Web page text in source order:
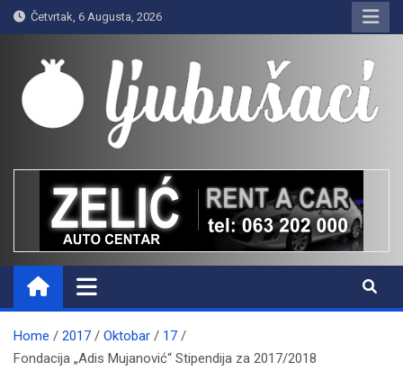
Skip
to
content
Četvrtak, 6 Augusta, 2026
Ljubušaci
Svom voljenom gradu
Home 2017 Oktobar
17
Fondacija „Adis Mujanović“ Stipendija za 2017/2018